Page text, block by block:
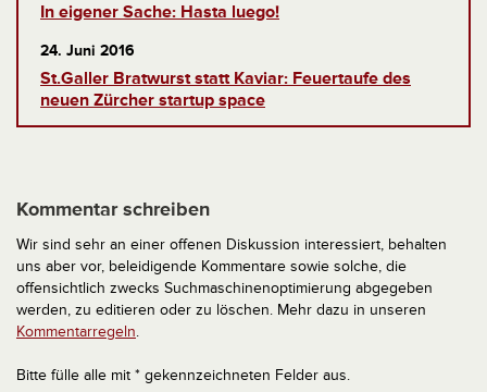
In eigener Sache: Hasta luego!
24. Juni 2016
St.Galler Bratwurst statt Kaviar: Feuertaufe des
neuen Zürcher startup space
Kommentar schreiben
Wir sind sehr an einer offenen Diskussion interessiert, behalten
uns aber vor, beleidigende Kommentare sowie solche, die
offensichtlich zwecks Suchmaschinenoptimierung abgegeben
werden, zu editieren oder zu löschen. Mehr dazu in unseren
Kommentarregeln.
Bitte fülle alle mit * gekennzeichneten Felder aus.